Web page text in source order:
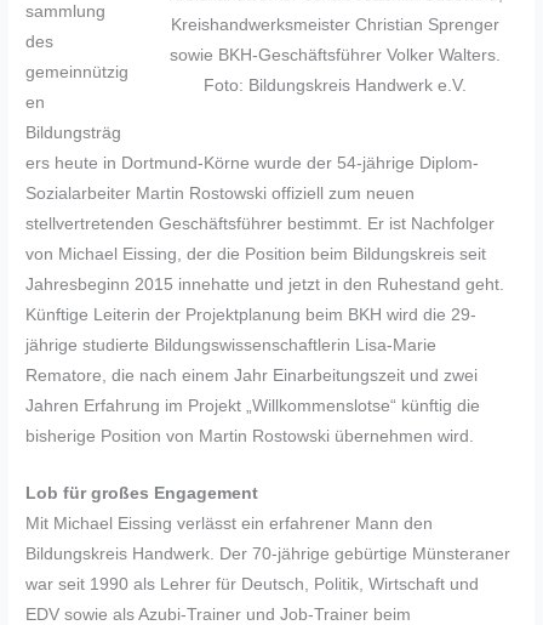
Kreishandwerksmeister Christian Sprenger
sowie BKH-Geschäftsführer Volker Walters.
Foto: Bildungskreis Handwerk e.V.
sammlung
des
gemeinnützig
en
Bildungsträg
ers heute in Dortmund-Körne wurde der 54-jährige Diplom-
Sozialarbeiter Martin Rostowski offiziell zum neuen
stellvertretenden Geschäftsführer bestimmt. Er ist Nachfolger
von Michael Eissing, der die Position beim Bildungskreis seit
Jahresbeginn 2015 innehatte und jetzt in den Ruhestand geht.
Künftige Leiterin der Projektplanung beim BKH wird die 29-
jährige studierte Bildungswissenschaftlerin Lisa-Marie
Rematore, die nach einem Jahr Einarbeitungszeit und zwei
Jahren Erfahrung im Projekt „Willkommenslotse“ künftig die
bisherige Position von Martin Rostowski übernehmen wird.
Lob für großes Engagement
Mit Michael Eissing verlässt ein erfahrener Mann den
Bildungskreis Handwerk. Der 70-jährige gebürtige Münsteraner
war seit 1990 als Lehrer für Deutsch, Politik, Wirtschaft und
EDV sowie als Azubi-Trainer und Job-Trainer beim